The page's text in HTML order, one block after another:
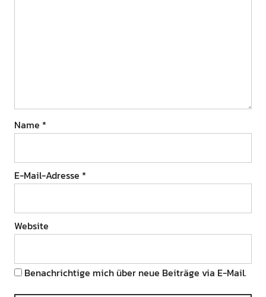
Name *
E-Mail-Adresse *
Website
Benachrichtige mich über neue Beiträge via E-Mail.